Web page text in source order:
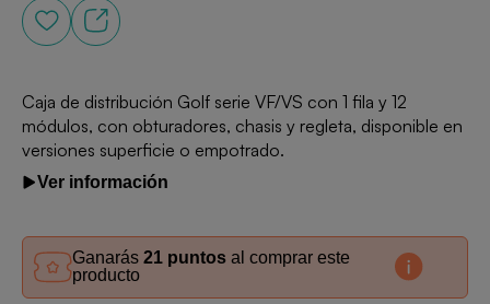
Caja de distribución Golf serie VF/VS con 1 fila y 12
módulos, con obturadores, chasis y regleta, disponible en
versiones superficie o empotrado.
Ver información
Ganarás 21 puntos al comprar este
producto